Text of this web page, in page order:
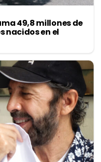
49,8 millones de
nacidos en el